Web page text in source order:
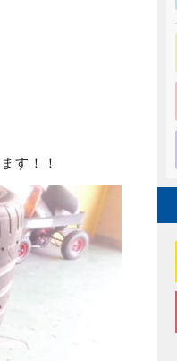
す！！